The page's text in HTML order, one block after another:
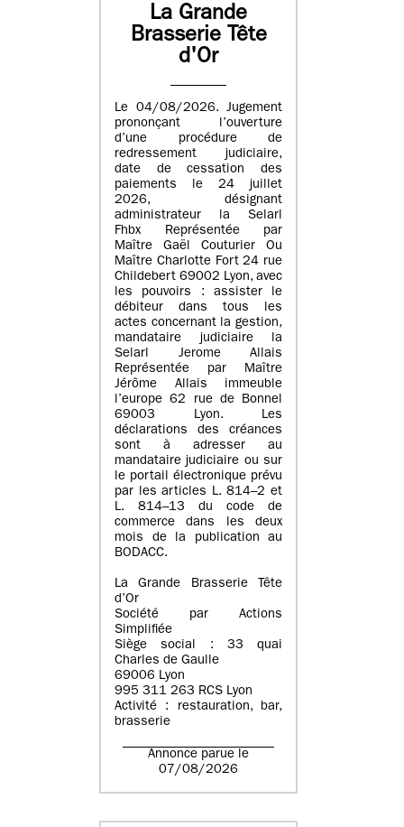
La Grande
Brasserie Tête
d'Or
Le 04/08/2026. Jugement
prononçant l’ouverture
d’une procédure de
redressement judiciaire,
date de cessation des
paiements le 24 juillet
2026, désignant
administrateur la Selarl
Fhbx Représentée par
Maître Gaël Couturier Ou
Maître Charlotte Fort 24 rue
Childebert 69002 Lyon, avec
les pouvoirs : assister le
débiteur dans tous les
actes concernant la gestion,
mandataire judiciaire la
Selarl Jerome Allais
Représentée par Maître
Jérôme Allais immeuble
l’europe 62 rue de Bonnel
69003 Lyon. Les
déclarations des créances
sont à adresser au
mandataire judiciaire ou sur
le portail électronique prévu
par les articles L. 814–2 et
L. 814–13 du code de
commerce dans les deux
mois de la publication au
BODACC.
La Grande Brasserie Tête
d’Or
Société par Actions
Simplifiée
Siège social : 33 quai
Charles de Gaulle
69006 Lyon
995 311 263 RCS Lyon
Activité : restauration, bar,
brasserie
Annonce parue le
07/08/2026